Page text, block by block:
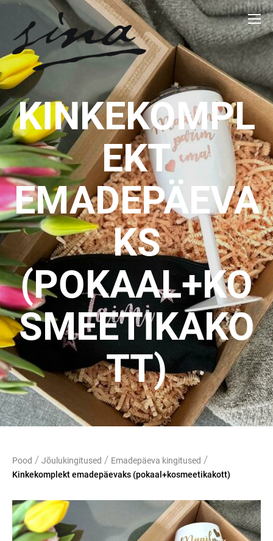
KINKEKOMPL
EKT
EMADEPÄEVA
KS
(POKAAL+KO
SMEETIKAKO
TT)
Pood / Jõulukingitused / Emadepäeva kingitused /
Kinkekomplekt emadepäevaks (pokaal+kosmeetikakott)